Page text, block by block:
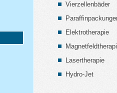
Vierzellenbäder
Elektrotherapie
Lasertherapie
Hydro-Jet